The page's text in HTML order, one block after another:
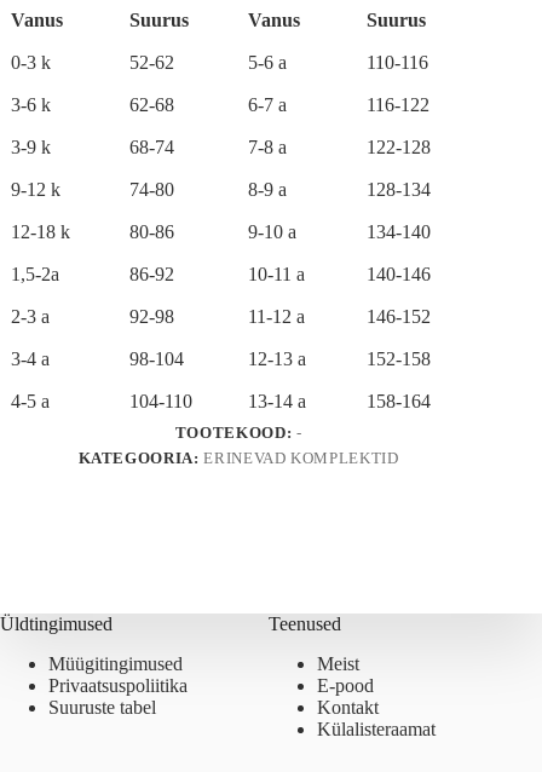
Vanus Suurus Vanus Suurus
0-3 k 52-62 5-6 a 110-116
3-6 k 62-68 6-7 a 116-122
3-9 k 68-74 7-8 a 122-128
9-12 k 74-80 8-9 a 128-134
12-18 k 80-86 9-10 a 134-140
1,5-2a 86-92 10-11 a 140-146
2-3 a 92-98 11-12 a 146-152
3-4 a 98-104 12-13 a 152-158
4-5 a 104-110 13-14 a 158-164
TOOTEKOOD: -
KATEGOORIA:ERINEVAD KOMPLEKTID
Üldtingimused
Müügitingimused
Privaatsuspoliitika
Suuruste tabel
Teenused
Meist
E-pood
Kontakt
Külalisteraamat